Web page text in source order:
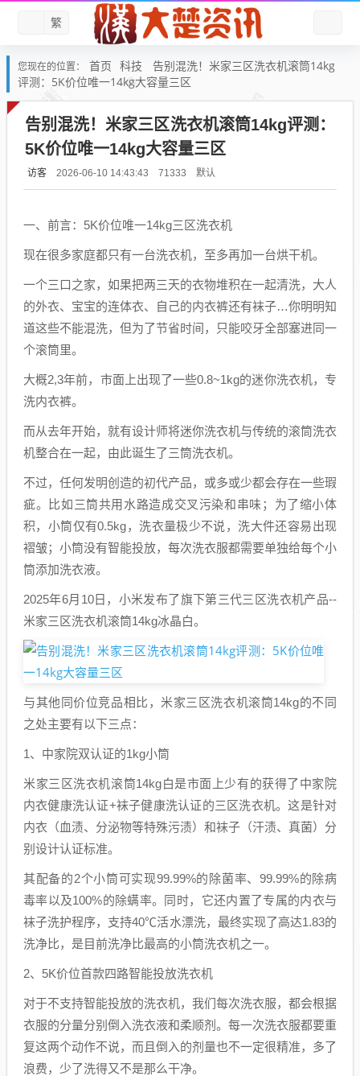
繁
您现在的位置： 首页 科技
告别混洗！米家三区洗衣机滚筒14kg
评测：5K价位唯一14kg大容量三区
告别混洗！米家三区洗衣机滚筒14kg评测：
5K价位唯一14kg大容量三区
访客 2026-06-10 14:43:43 71333 默认
一、前言：5K价位唯一14kg三区洗衣机
现在很多家庭都只有一台洗衣机，至多再加一台烘干机。
一个三口之家，如果把两三天的衣物堆积在一起清洗，大人
的外衣、宝宝的连体衣、自己的内衣裤还有袜子…你明明知
道这些不能混洗，但为了节省时间，只能咬牙全部塞进同一
个滚筒里。
大概2,3年前，市面上出现了一些0.8~1kg的迷你洗衣机，专
洗内衣裤。
而从去年开始，就有设计师将迷你洗衣机与传统的滚筒洗衣
机整合在一起，由此诞生了三筒洗衣机。
不过，任何发明创造的初代产品，或多或少都会存在一些瑕
疵。比如三筒共用水路造成交叉污染和串味；为了缩小体
积，小筒仅有0.5kg，洗衣量极少不说，洗大件还容易出现
褶皱；小筒没有智能投放，每次洗衣服都需要单独给每个小
筒添加洗衣液。
2025年6月10日，小米发布了旗下第三代三区洗衣机产品--
米家三区洗衣机滚筒14kg冰晶白。
与其他同价位竞品相比，米家三区洗衣机滚筒14kg的不同
之处主要有以下三点：
1、中家院双认证的1kg小筒
米家三区洗衣机滚筒14kg白是市面上少有的获得了中家院
内衣健康洗认证+袜子健康洗认证的三区洗衣机。这是针对
内衣（血渍、分泌物等特殊污渍）和袜子（汗渍、真菌）分
别设计认证标准。
其配备的2个小筒可实现99.99%的除菌率、99.99%的除病
毒率以及100%的除螨率。同时，它还内置了专属的内衣与
袜子洗护程序，支持40℃活水漂洗，最终实现了高达1.83的
洗净比，是目前洗净比最高的小筒洗衣机之一。
2、5K价位首款四路智能投放洗衣机
对于不支持智能投放的洗衣机，我们每次洗衣服，都会根据
衣服的分量分别倒入洗衣液和柔顺剂。每一次洗衣服都要重
复这两个动作不说，而且倒入的剂量也不一定很精准，多了
浪费，少了洗得又不是那么干净。